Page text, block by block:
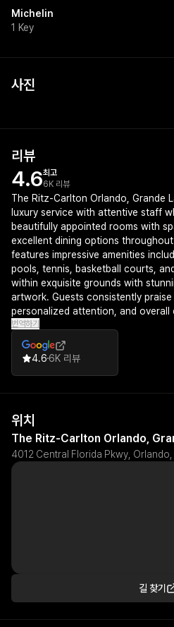
Michelin
1 Key
사진
리뷰
4.6최고
6K 리뷰
The Ritz-Carlton Orlando, Grande
luxury service with attentive staff
beautifully appointed rooms with
excellent dining options
features impressive amenities
pools, tennis, basketball courts,
within exquisite grounds with
artwork. Guests consistently praise
personalized attention, and overall
property an exceptional choice for
번역하기
4.6 6K 리뷰
위치
The Ritz-Carlton Orlando,
4012 Central Florida Pkwy, Orlando,
길 찾기